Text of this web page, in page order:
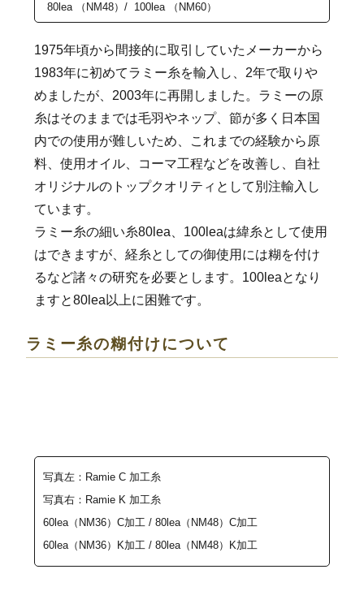
80lea （NM48）/ 100lea （NM60）
1975年頃から間接的に取引していたメーカーから
1983年に初めてラミー糸を輸入し、2年で取りや
めましたが、2003年に再開しました。ラミーの原
糸はそのままでは毛羽やネップ、節が多く日本国
内での使用が難しいため、これまでの経験から原
料、使用オイル、コーマ工程などを改善し、自社
オリジナルのトップクオリティとして別注輸入し
ています。
ラミー糸の細い糸80lea、100leaは緯糸として使用
はできますが、経糸としての御使用には糊を付け
るなど諸々の研究を必要とします。100leaとなり
ますと80lea以上に困難です。
ラミー糸の糊付けについて
写真左：Ramie C 加工糸
写真右：Ramie K 加工糸
60lea（NM36） C加工 / 80lea（NM48）C加工
60lea（NM36）K加工 / 80lea（NM48）K加工